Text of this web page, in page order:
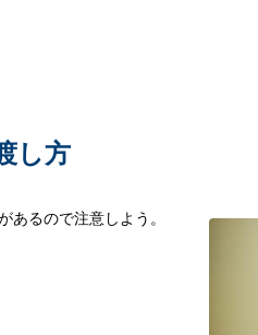
し方
あるので注意しよう。